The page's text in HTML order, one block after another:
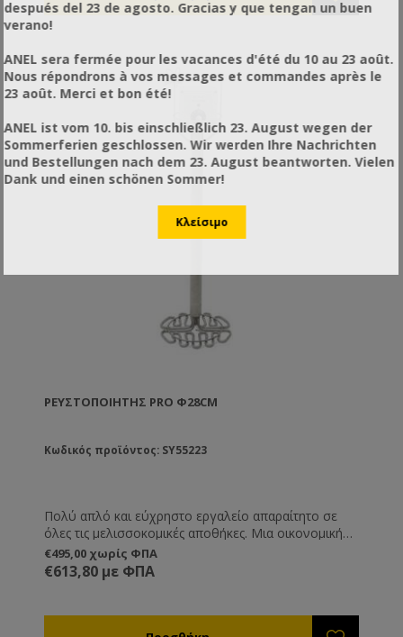
ΡΕΥΣΤΟΠΟΙΗΤΉΣ PRO Φ28CM
Κωδικός προϊόντος: SY55223
Πολύ απλό και εύχρηστο εργαλείο απαραίτητο σε
όλες τις μελισσοκομικές αποθήκες. Μια οικονομική
λύση η οποία σας βγάζει εύκολα από τη δύσκολη
θέση της κρυστάλλωσης του μελιού μέσα στα δοχεία
αποθήκευσης.
€495,00 χωρίς ΦΠΑ
€613,80 με ΦΠΑ
después del 23 de agosto. Gracias y que tengan un buen
verano!
ANEL sera fermée pour les vacances d'été du 10 au 23 août.
Nous répondrons à vos messages et commandes après le
23 août. Merci et bon été!
ANEL ist vom 10. bis einschließlich 23. August wegen der
Sommerferien geschlossen. Wir werden Ihre Nachrichten
und Bestellungen nach dem 23. August beantworten. Vielen
Dank und einen schönen Sommer!